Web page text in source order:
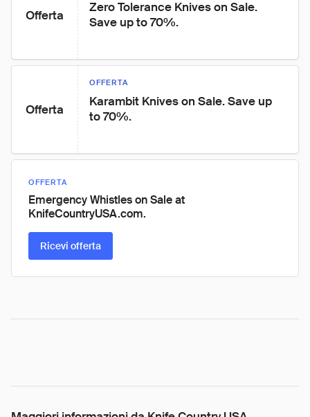
Offerta
Zero Tolerance Knives on Sale.
Save up to 70%.
Offerta
OFFERTA
Karambit Knives on Sale. Save up
to 70%.
OFFERTA
Emergency Whistles on Sale at
KnifeCountryUSA.com.
Ricevi offerta